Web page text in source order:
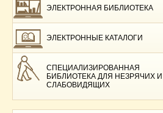
ЭЛЕКТРОННАЯ БИБЛИОТЕКА
ЭЛЕКТРОННЫЕ КАТАЛОГИ
СПЕЦИАЛИЗИРОВАННАЯ
БИБЛИОТЕКА ДЛЯ НЕЗРЯЧИХ И
СЛАБОВИДЯЩИХ